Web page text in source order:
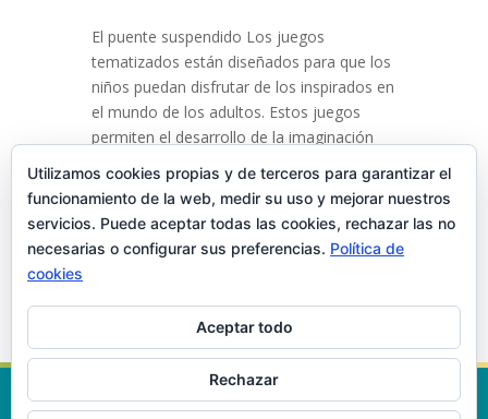
El puente suspendido Los juegos
tematizados están diseñados para que los
niños puedan disfrutar de los inspirados en
el mundo de los adultos. Estos juegos
permiten el desarrollo de la imaginación
total libertad. Ver mapa del...
« Noticias antiguas
©2026Ciudad de los Niños-Aviso
Utilizamos cookies propias y de terceros para garantizar el
funcionamiento de la web, medir su uso y mejorar nuestros
servicios. Puede aceptar todas las cookies, rechazar las no
necesarias o configurar sus preferencias. Política de
cookies
Aceptar todo
Rechazar